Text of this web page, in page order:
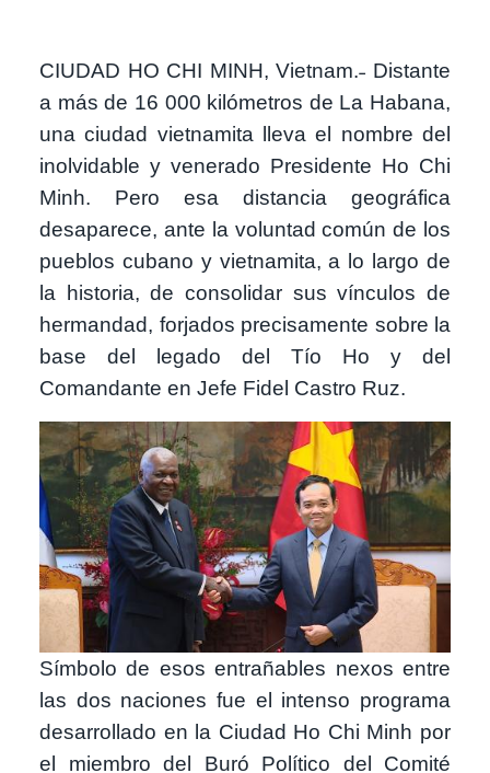
CIUDAD HO CHI MINH, Vietnam.˗ Distante
a más de 16 000 kilómetros de La Habana,
una ciudad vietnamita lleva el nombre del
inolvidable y venerado Presidente Ho Chi
Minh. Pero esa distancia geográfica
desaparece, ante la voluntad común de los
pueblos cubano y vietnamita, a lo largo de
la historia, de consolidar sus vínculos de
hermandad, forjados precisamente sobre la
base del legado del Tío Ho y del
Comandante en Jefe Fidel Castro Ruz.
Imagen
Símbolo de esos entrañables nexos entre
las dos naciones fue el intenso programa
desarrollado en la Ciudad Ho Chi Minh por
el miembro del Buró Político del Comité